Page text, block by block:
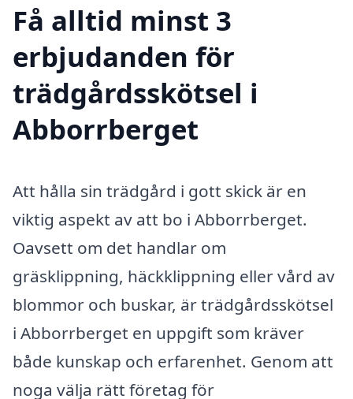
Få alltid minst 3
erbjudanden för
trädgårdsskötsel i
Abborrberget
Att hålla sin trädgård i gott skick är en
viktig aspekt av att bo i Abborrberget.
Oavsett om det handlar om
gräsklippning, häckklippning eller vård av
blommor och buskar, är trädgårdsskötsel
i Abborrberget en uppgift som kräver
både kunskap och erfarenhet. Genom att
noga välja rätt företag för